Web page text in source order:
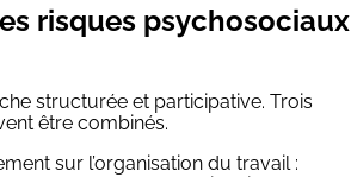
risques psychosociaux
structurée et participative. Trois
être combinés.
sur l’organisation du travail :